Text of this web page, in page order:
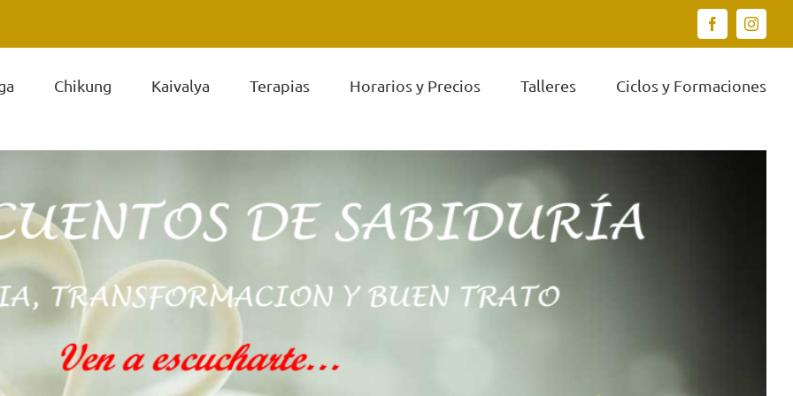
Facebook
Chikung Kaivalya Terapias Horarios y Precios Talleres Ciclos y Formaciones